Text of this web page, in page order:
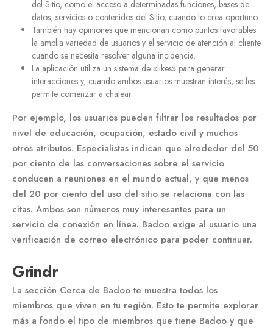
del Sitio, como el acceso a determinadas funciones, bases de
datos, servicios o contenidos del Sitio, cuando lo crea oportuno.
También hay opiniones que mencionan como puntos favorables
la amplia variedad de usuarios y el servicio de atención al cliente
cuando se necesita resolver alguna incidencia.
La aplicación utiliza un sistema de «likes» para generar
interacciones y, cuando ambos usuarios muestran interés, se les
permite comenzar a chatear.
Por ejemplo, los usuarios pueden filtrar los resultados por
nivel de educación, ocupación, estado civil y muchos
otros atributos. Especialistas indican que alrededor del 50
por ciento de las conversaciones sobre el servicio
conducen a reuniones en el mundo actual, y que menos
del 20 por ciento del uso del sitio se relaciona con las
citas. Ambos son números muy interesantes para un
servicio de conexión en línea. Badoo exige al usuario una
verificación de correo electrónico para poder continuar.
Grindr
La sección Cerca de Badoo te muestra todos los
miembros que viven en tu región. Esto te permite explorar
más a fondo el tipo de miembros que tiene Badoo y que